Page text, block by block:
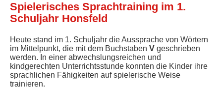
Spielerisches Sprachtraining im 1.
Schuljahr Honsfeld
Heute stand im 1. Schuljahr die Aussprache von Wörtern
im Mittelpunkt, die mit dem Buchstaben V geschrieben
werden. In einer abwechslungsreichen und
kindgerechten Unterrichtsstunde konnten die Kinder ihre
sprachlichen Fähigkeiten auf spielerische Weise
trainieren.